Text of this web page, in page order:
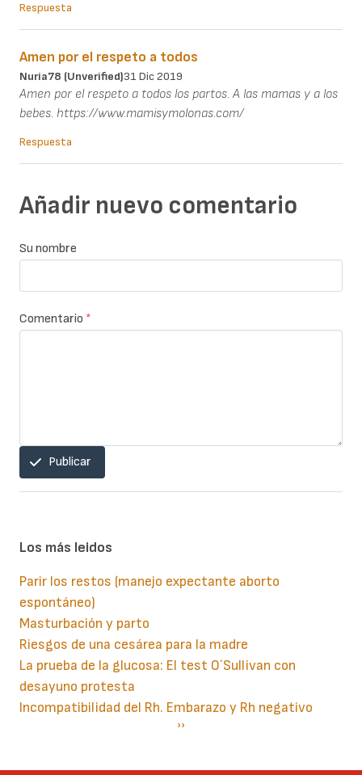
Respuesta
Amen por el respeto a todos
Nuria78 (unverified)31 Dic 2019
Amen por el respeto a todos los partos. A las mamas y a los
bebes. https://www.mamisymolonas.com/
Respuesta
Añadir nuevo comentario
Su nombre
Comentario *
Publicar
Los más leidos
Parir los restos (manejo expectante aborto
espontáneo)
Masturbación y parto
Riesgos de una cesárea para la madre
La prueba de la glucosa: El test O´Sullivan con
desayuno protesta
Incompatibilidad del Rh. Embarazo y Rh negativo
Siguiente
››